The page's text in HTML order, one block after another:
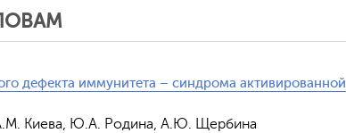
дефекта иммунитета – синдрома активированной
Киева, Ю.А. Родина, А.Ю. Щербина